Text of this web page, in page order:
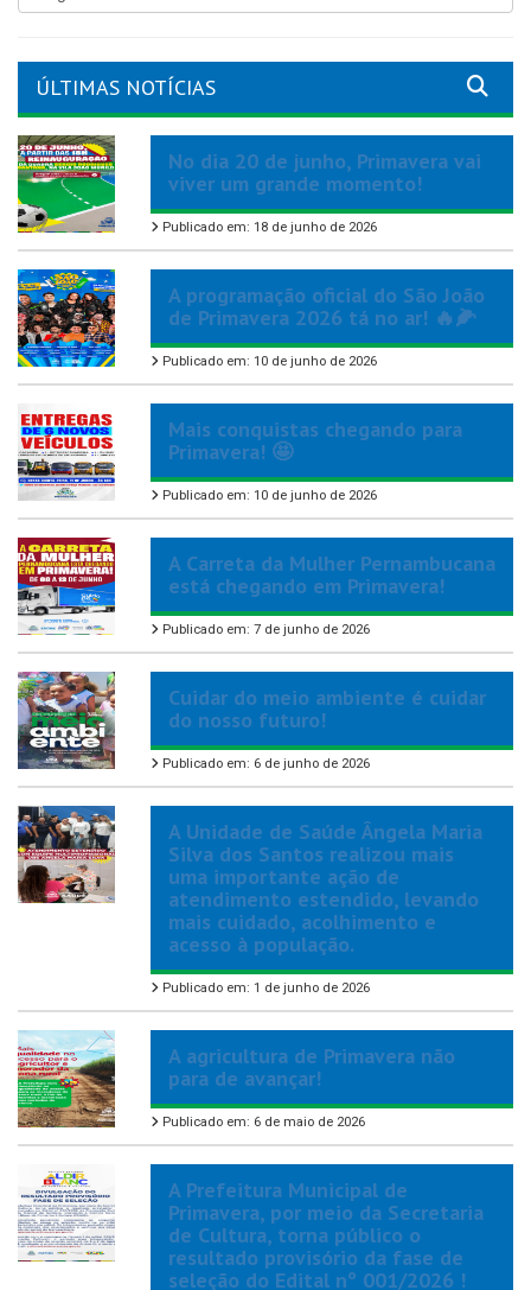
ÚLTIMAS NOTÍCIAS
No dia 20 de junho, Primavera vai
viver um grande momento!
Publicado em: 18 de junho de 2026
A programação oficial do São João
de Primavera 2026 tá no ar! 🔥🌽
Publicado em: 10 de junho de 2026
Mais conquistas chegando para
Primavera! 🤩
Publicado em: 10 de junho de 2026
A Carreta da Mulher Pernambucana
está chegando em Primavera!
Publicado em: 7 de junho de 2026
Cuidar do meio ambiente é cuidar
do nosso futuro!
Publicado em: 6 de junho de 2026
A Unidade de Saúde Ângela Maria
Silva dos Santos realizou mais
uma importante ação de
atendimento estendido, levando
mais cuidado, acolhimento e
acesso à população.
Publicado em: 1 de junho de 2026
A agricultura de Primavera não
para de avançar!
Publicado em: 6 de maio de 2026
A Prefeitura Municipal de
Primavera, por meio da Secretaria
de Cultura, torna público o
resultado provisório da fase de
seleção do Edital nº 001/2026 !